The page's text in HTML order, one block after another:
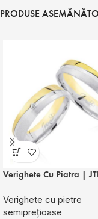
PRODUSE
Verighete Cu Piatra |
Verighete cu pietre
semiprețioase